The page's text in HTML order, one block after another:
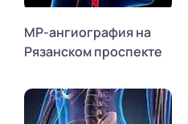
МР-ангиография на
Рязанском проспекте